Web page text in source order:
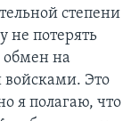
степени
не потерять
обмен на
Это
я полагаю, что